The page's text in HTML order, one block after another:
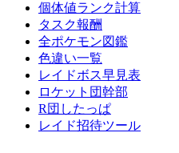
個体値ランク計算
タスク報酬
全ポケモン図鑑
色違い一覧
レイドボス早見表
ロケット団幹部
R団したっぱ
レイド招待ツール